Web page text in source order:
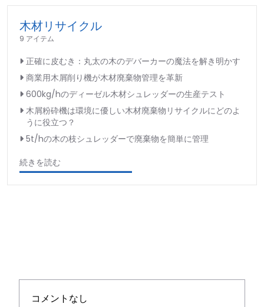
木材リサイクル
9 アイテム
正確に皮むき：丸太の木のデバーカーの魔法を解き明かす
商業用木屑削り機が木材廃棄物管理を革新
600kg/hのディーゼル木材シュレッダーの生産テスト
木屑粉砕機は環境に優しい木材廃棄物リサイクルにどのよ
うに役立つ？
5t/hの木の枝シュレッダーで廃棄物を簡単に管理
続きを読む
コメントなし